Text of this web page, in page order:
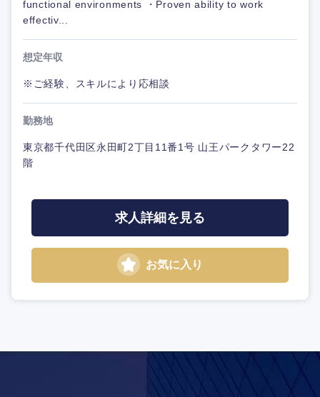
functional environments ・Proven ability to work
effectiv...
想定年収
※ご経験、スキルにより応相談
勤務地
東京都千代田区永田町2丁目11番1号 山王パークタワー22
階
求人詳細を見る
お気に入り